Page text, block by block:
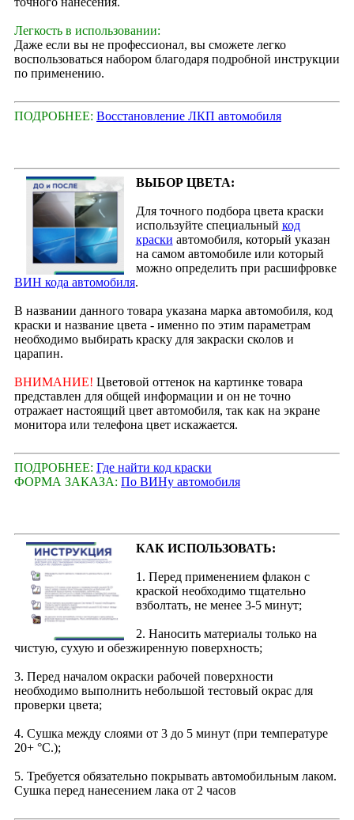
Легкость в использовании:
Даже если вы не профессионал, вы сможете легко
воспользоваться набором благодаря подробной инструкции
по применению.
ПОДРОБНЕЕ: Восстановление ЛКП автомобиля
ВЫБОР ЦВЕТА:
Для точного подбора цвета краски
используйте специальный код
краски автомобиля, который указан
на самом автомобиле или который
можно определить при расшифровке
ВИН кода автомобиля.
В названии данного товара указана марка автомобиля, код
краски и название цвета - именно по этим параметрам
необходимо выбирать краску для закраски сколов и
царапин.
ВНИМАНИЕ! Цветовой оттенок на картинке товара
представлен для общей информации и он не точно
отражает настоящий цвет автомобиля, так как на экране
монитора или телефона цвет искажается.
ПОДРОБНЕЕ: Где найти код краски
ФОРМА ЗАКАЗА: По ВИНу автомобиля
КАК ИСПОЛЬЗОВАТЬ:
1. Перед применением флакон с
краской необходимо тщательно
взболтать, не менее 3-5 минут;
2. Наносить материалы только на
чистую, сухую и обезжиренную поверхность;
3. Перед началом окраски рабочей поверхности
необходимо выполнить небольшой тестовый окрас для
проверки цвета;
4. Сушка между слоями от 3 до 5 минут (при температуре
20+ °С.);
5. Требуется обязательно покрывать автомобильным лаком.
Сушка перед нанесением лака от 2 часов